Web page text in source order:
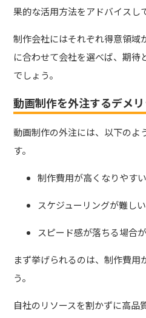
果的な活用方法をアドバイスし
制作会社にはそれぞれ得意領域
に合わせて会社を選べば、期待
でしょう。
動画制作を外注するデメ
動画制作の外注には、以下のよ
す。
制作費用が高くなりやすい
スケジューリングが難しい
スピード感が落ちる場合
まず挙げられるのは、制作費用
う。
自社のリソースを割かずに高品